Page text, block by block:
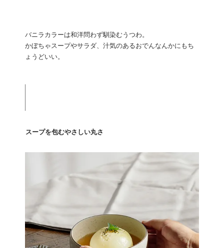
バニラカラーは和洋問わず馴染むうつわ。
かぼちゃスープやサラダ、汁気のあるおでんなんかにもち
ょうどいい。
スープを包むやさしい丸さ